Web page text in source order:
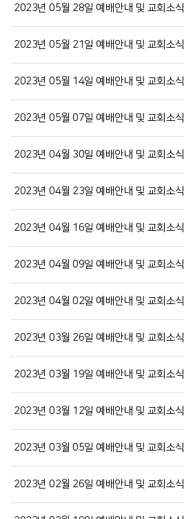
2023년 05월 28일 예배안내 및 교회소식
2023년 05월 21일 예배안내 및 교회소식
2023년 05월 14일 예배안내 및 교회소식
2023년 05월 07일 예배안내 및 교회소식
2023년 04월 30일 예배안내 및 교회소식
2023년 04월 23일 예배안내 및 교회소식
2023년 04월 16일 예배안내 및 교회소식
2023년 04월 09일 예배안내 및 교회소식
2023년 04월 02일 예배안내 및 교회소식
2023년 03월 26일 예배안내 및 교회소식
2023년 03월 19일 예배안내 및 교회소식
2023년 03월 12일 예배안내 및 교회소식
2023년 03월 05일 예배안내 및 교회소식
2023년 02월 26일 예배안내 및 교회소식